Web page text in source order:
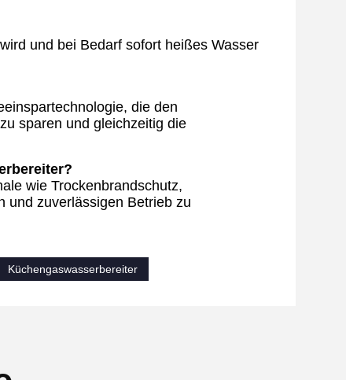
und bei Bedarf sofort heißes Wasser
die den
sparen und gleichzeitig die
wie Trockenbrandschutz,
und zuverlässigen Betrieb zu
Küchengaswasserbereiter